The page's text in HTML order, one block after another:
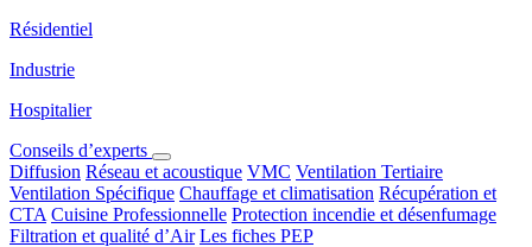
Résidentiel
Industrie
Hospitalier
Conseils d’experts
Diffusion Réseau et acoustique VMC Ventilation Tertiaire
Ventilation Spécifique Chauffage et climatisation Récupération et
CTA Cuisine Professionnelle Protection incendie et désenfumage
Filtration et qualité d’Air Les fiches PEP